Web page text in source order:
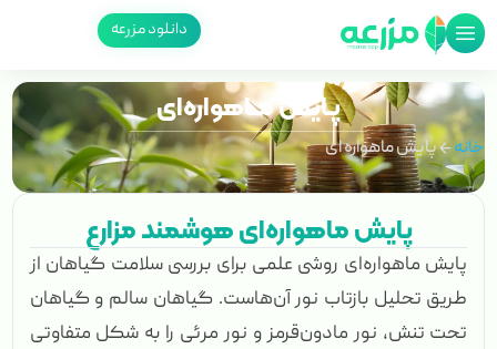
دانلود مزرعه
پـایش مــاهواره‌ای
خانه پایش ماهواره ای
پایش ماهواره‌ای هوشمند مزارع
پایش ماهواره‌ای روشی علمی برای بررسی سلامت گیاهان از
طریق تحلیل بازتاب نور آن‌هاست. گیاهان سالم و گیاهان
تحت تنش، نور مادون‌قرمز و نور مرئی را به شکل متفاوتی